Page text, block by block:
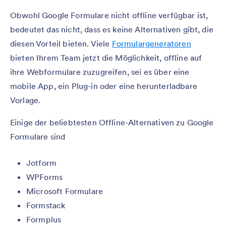
Obwohl Google Formulare nicht offline verfügbar ist,
bedeutet das nicht, dass es keine Alternativen gibt, die
diesen Vorteil bieten. Viele Formulargeneratoren
bieten Ihrem Team jetzt die Möglichkeit, offline auf
ihre Webformulare zuzugreifen, sei es über eine
mobile App, ein Plug-in oder eine herunterladbare
Vorlage.
Einige der beliebtesten Offline-Alternativen zu Google
Formulare sind
Jotform
WPForms
Microsoft Formulare
Formstack
Formplus